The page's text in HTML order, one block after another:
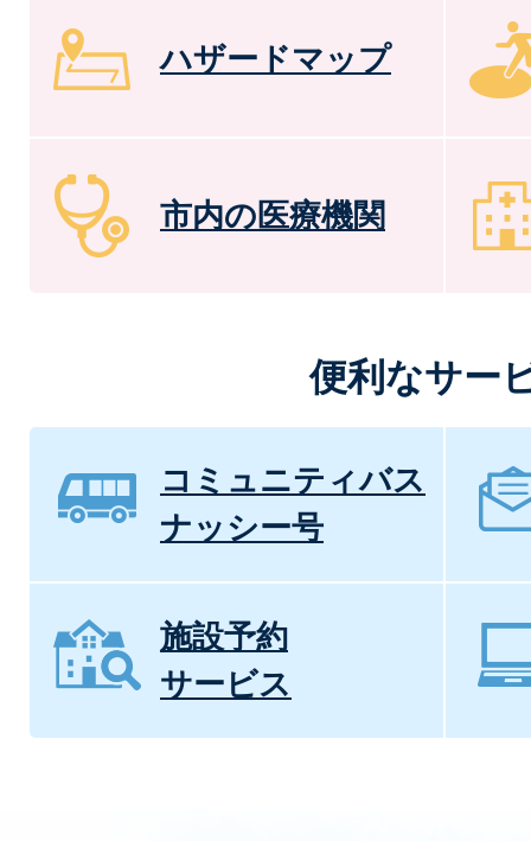
ハザードマップ
市内の医療機関
便利なサー
コミュニティバス
ナッシー号
施設予約
サービス